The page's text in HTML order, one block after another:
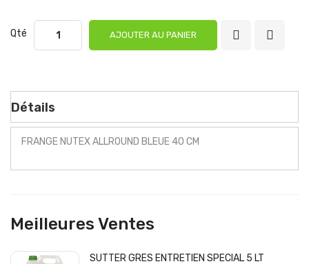
Qté AJOUTER AU PANIER
Détails
FRANGE NUTEX ALLROUND BLEUE 40 CM
Meilleures Ventes
SUTTER GRES ENTRETIEN SPECIAL 5 LT